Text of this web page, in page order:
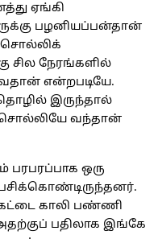
ஏங்கி
பழனியப்பன்தான்
சொல்லிக்
சில நேரங்களில்
என்றபடியே.
இருந்தால்
சொல்லியே வந்தான்
பரபரப்பாக ஒரு
காலி பண்ணி
பதிலாக இங்கே